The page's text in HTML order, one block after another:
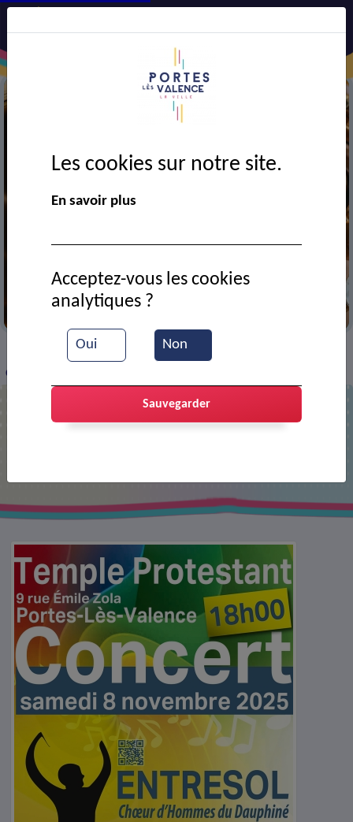
VIE MUNICIPALE > Ressources documentaires
Concert : Entresol
Les cookies sur notre site.
En savoir plus
Oui Non
Acceptez-vous les cookies
analytiques ?
Sauvegarder